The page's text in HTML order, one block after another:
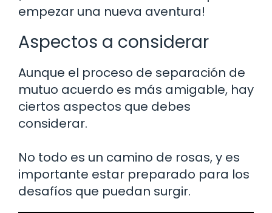
empezar una nueva aventura!
Aspectos a considerar
Aunque el proceso de separación de
mutuo acuerdo es más amigable, hay
ciertos aspectos que debes
considerar.
No todo es un camino de rosas, y es
importante estar preparado para los
desafíos que puedan surgir.